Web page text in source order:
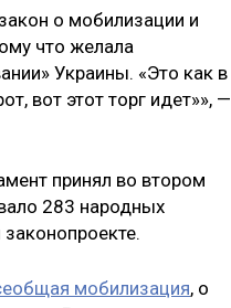
о мобилизации и
что желала
Украины. «Это как в
вот этот торг идет»», —
принял во втором
283 народных
мобилизация, о